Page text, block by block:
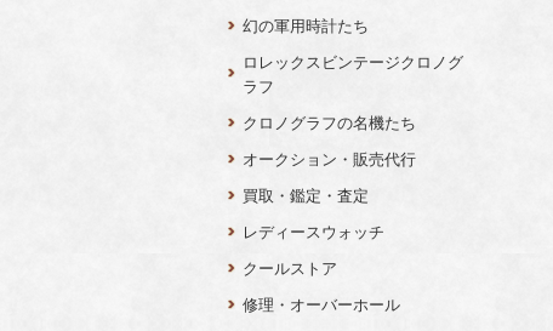
幻の軍用時計たち
ロレックスビンテージクロノグ
ラフ
クロノグラフの名機たち
オークション・販売代行
買取・鑑定・査定
レディースウォッチ
クールストア
修理・オーバーホール